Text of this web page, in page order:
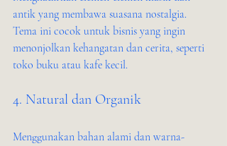
antik yang membawa suasana nostalgia.
Tema ini cocok untuk bisnis yang ingin
menonjolkan kehangatan dan cerita, seperti
toko buku atau kafe kecil.
4. Natural dan Organik
Menggunakan bahan alami dan warna-